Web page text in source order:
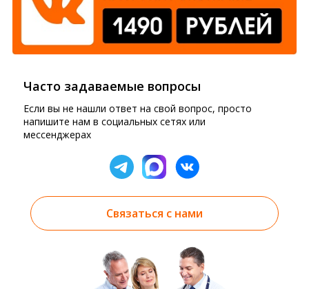
Часто задаваемые вопросы
Если вы не нашли ответ на свой вопрос, просто
напишите нам в социальных сетях или
мессенджерах
Связаться с нами